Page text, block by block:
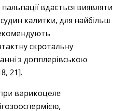
вдається виявляти
калитки, для найбільш
скротальну
з допплерівською
21].
варикоцеле